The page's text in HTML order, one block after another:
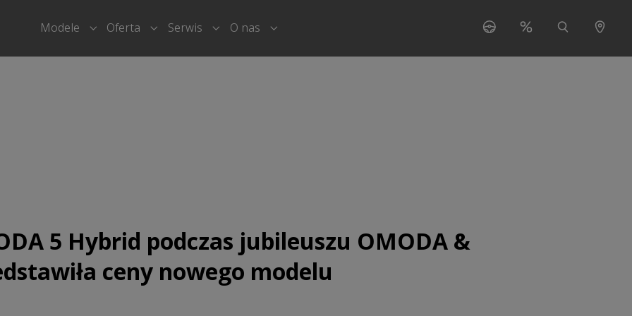
Modele Submenu for "Modele"
Oferta Submenu for "Oferta"
Serwis Submenu for "Serwis"
O nas Submenu for "O nas"
5 Hybrid podczas jubileuszu OMODA &
ceny nowego modelu